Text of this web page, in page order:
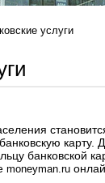
услуги
карту.
банковской
moneyman.ru